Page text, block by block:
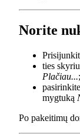
Norite
ties
Plačiau...;
mygtuką
Po pakeitimų